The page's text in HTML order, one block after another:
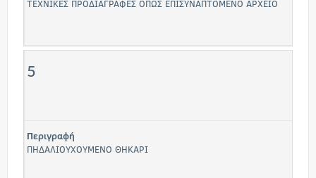
ΤΕΧΝΙΚΕΣ ΠΡΟΔΙΑΓΡΑΦΕΣ ΟΠΩΣ ΕΠΙΣΥΝΑΠΤΟΜΕΝΟ ΑΡΧΕΙΟ
5
Περιγραφή
ΠΗΔΑΛΙΟΥΧΟΥΜΕΝΟ ΘΗΚΑΡΙ